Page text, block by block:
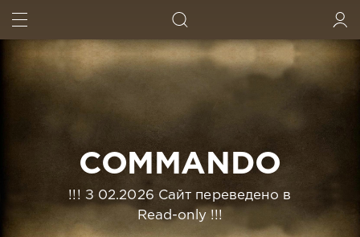
COMMANDO
!!! З 02.2026 Сайт переведено в
Read-only !!!